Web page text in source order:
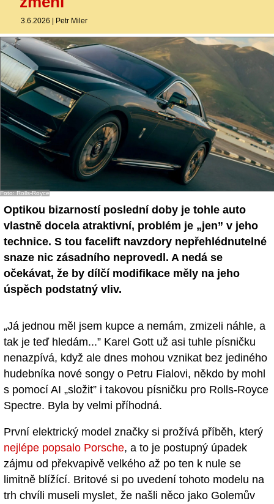
- Ostatní
Diskuzní fórum
Sledujte nás!
3.6.2026 | Petr Miler
Foto: Rolls-Royce
Optikou bizarností poslední doby je tohle auto
vlastně docela atraktivní, problém je „jen” v jeho
technice. S tou facelift navzdory nepřehlédnutelné
snaze nic zásadního neprovedl. A nedá se
očekávat, že by dílčí modifikace měly na jeho
úspěch podstatný vliv.
„Já jednou měl jsem kupce a nemám, zmizeli náhle, a
tak je teď hledám...” Karel Gott už asi tuhle písničku
nenazpívá, když ale dnes mohou vznikat bez jediného
hudebníka nové songy o Petru Fialovi, někdo by mohl
s pomocí AI „složit” i takovou písničku pro Rolls-Royce
Spectre. Byla by velmi příhodná.
První elektrický model značky si prožívá příběh, který
nejlépe popsalo Porsche, a to je postupný úpadek
zájmu od překvapivě velkého až po ten k nule se
limitně blížící. Britové si po uvedení tohoto modelu na
trh chvíli museli myslet, že našli něco jako Golemův